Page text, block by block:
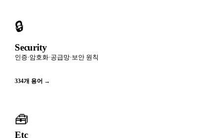
🔒
Security
인증·암호화·공급망·보안 원칙
334개 용어 →
🧰
Etc